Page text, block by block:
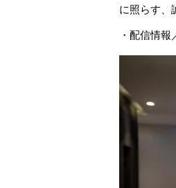
に照らす、
・配信情報